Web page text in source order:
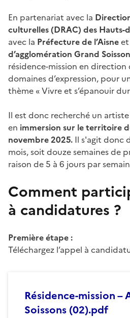
En partenariat avec la
culturelles (DRAC) des Hauts-
avec la Préfecture de l’Aisne
d’agglomération Grand
résidence-mission en
domaines d’expression, pour
thème « Vivre et s’épanouir
Il est donc recherché un
en immersion sur le territoire
novembre 2025. Il s'agit donc
mois, soit douze semaines de
raison de 5 à 6 jours par
Comment
à candidatures ?
Première étape :
Téléchargez l’appel à
Résidence-mission –
Soissons (02).pdf